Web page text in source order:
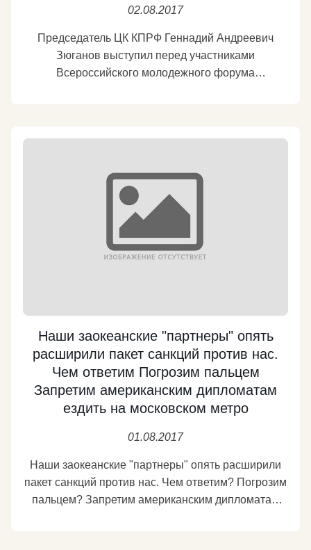
02.08.2017
Председатель ЦК КПРФ Геннадий Андреевич
Зюганов выступил перед участниками
Всероссийского молодежного форума
Наши заокеанские "партнеры" опять
расширили пакет санкций против нас.
Чем ответим Погрозим пальцем
Запретим американским дипломатам
ездить на московском метро
01.08.2017
Наши заокеанские "партнеры" опять расширили
пакет санкций против нас. Чем ответим? Погрозим
пальцем? Запретим американским дипломатам